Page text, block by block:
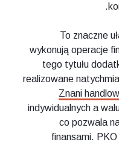
To znaczne
wykonują operacje
tego tytułu
realizowane
Znani
indywidualnych a
co pozwala
finansami.